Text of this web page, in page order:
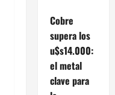
Cobre
supera los
u$s14.000:
el metal
clave para